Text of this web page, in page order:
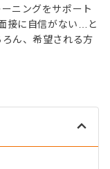
ニングをサポート
接に自信がない…と
ん、希望される方